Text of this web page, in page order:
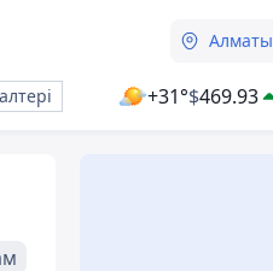
Алматы
+31°$469.93